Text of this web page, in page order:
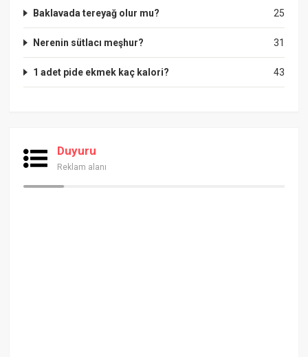
25
Baklavada tereyağ olur mu?
31
Nerenin sütlacı meşhur?
43
1 adet pide ekmek kaç kalori?
Duyuru
Reklam alanı